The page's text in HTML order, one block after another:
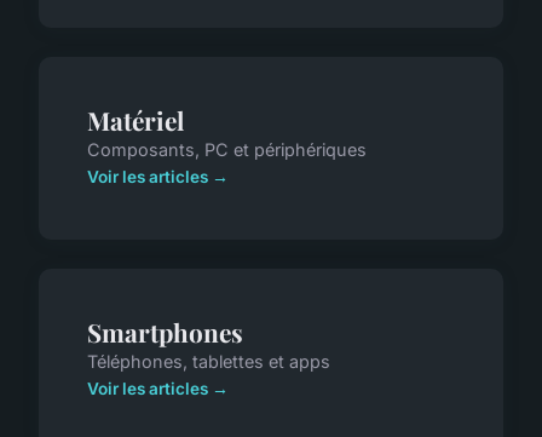
Matériel
Composants, PC et périphériques
Voir les articles →
Smartphones
Téléphones, tablettes et apps
Voir les articles →